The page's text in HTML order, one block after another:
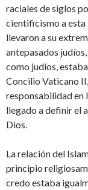
raciales de siglos
cientificismo a esta
llevaron a su
antepasados
como judíos,
Concilio Vaticano
responsabilidad en
llegado a definir el
Dios.
La relación del
principio
credo estaba